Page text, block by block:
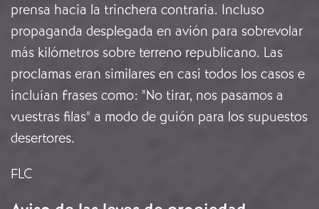
prensa hacia la trinchera contraria. Incluso
propaganda desplegada en avión para sobrevolar
más kilómetros sobre terreno republicano. Las
proclamas eran similares en casi todos los casos e
incluían frases como: "No tirar, nos pasamos a
vuestras filas" a modo de guión para los supuestos
desertores.
FLC